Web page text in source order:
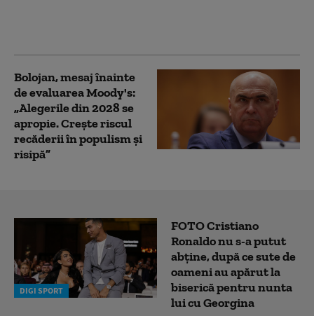
Bolojan, mesaj înainte
de evaluarea Moody's:
„Alegerile din 2028 se
apropie. Crește riscul
recăderii în populism și
risipă”
DIGI SPORT
FOTO Cristiano
Ronaldo nu s-a putut
abține, după ce sute de
oameni au apărut la
biserică pentru nunta
lui cu Georgina